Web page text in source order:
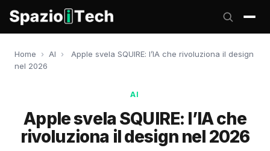
Home › AI ›
Apple svela SQUIRE: l’IA che rivoluziona il design
nel 2026
AI
Apple svela SQUIRE: l’IA che
rivoluziona il design nel 2026